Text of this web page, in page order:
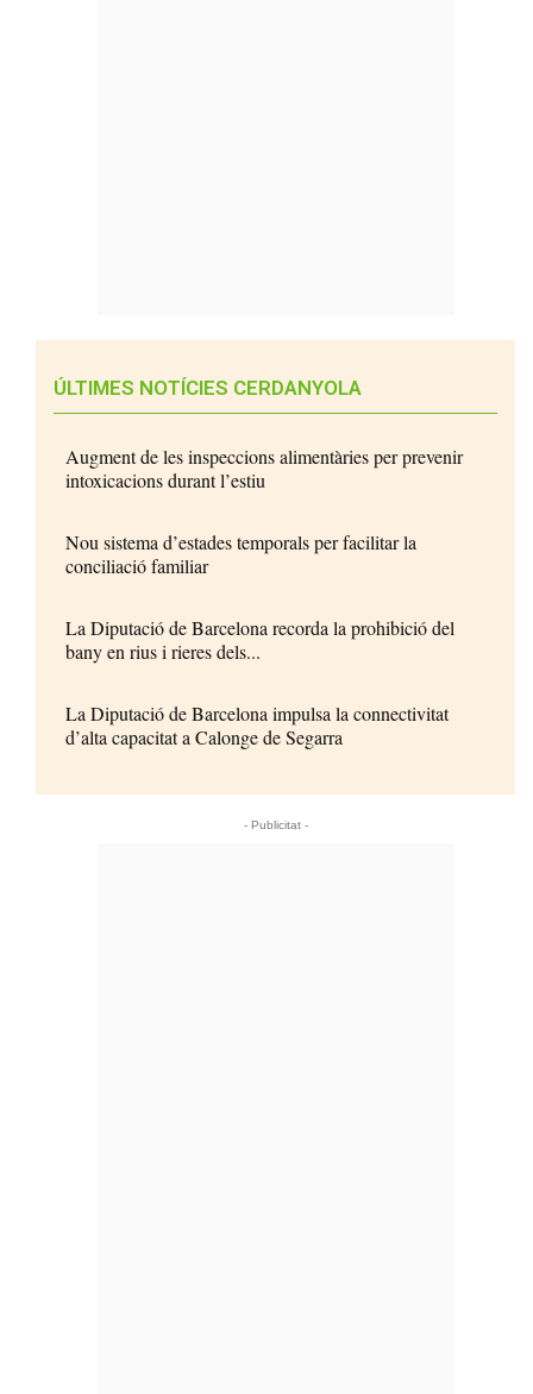
ÚLTIMES NOTÍCIES CERDANYOLA
Augment de les inspeccions alimentàries per prevenir
intoxicacions durant l’estiu
Nou sistema d’estades temporals per facilitar la
conciliació familiar
La Diputació de Barcelona recorda la prohibició del
bany en rius i rieres dels...
La Diputació de Barcelona impulsa la connectivitat
d’alta capacitat a Calonge de Segarra
- Publicitat -